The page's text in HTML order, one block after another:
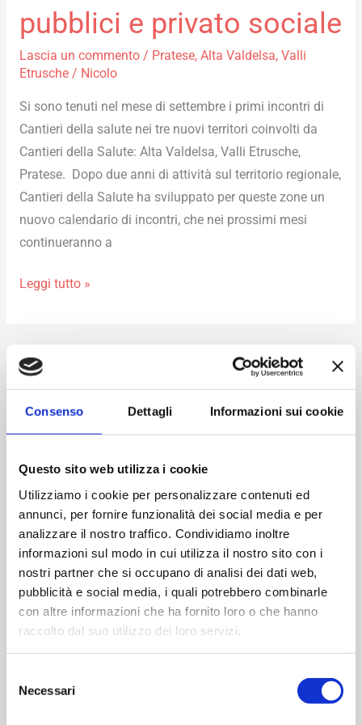
Consenso Dettagli Informazioni sui cookie
Questo sito web utilizza i cookie
Utilizziamo i cookie per personalizzare contenuti ed
annunci, per fornire funzionalità dei social media e per
analizzare il nostro traffico. Condividiamo inoltre
informazioni sul modo in cui utilizza il nostro sito con i
nostri partner che si occupano di analisi dei dati web,
pubblicità e social media, i quali potrebbero combinarle
con altre informazioni che ha fornito loro o che hanno
raccolto dal suo utilizzo dei loro servizi.
delNecessari
pubblici e privato sociale
Lascia un commento / Pratese, Alta Valdelsa, Valli
Etrusche/ Nicolo
Si sono tenuti nel mese di settembre i primi incontri di
Cantieri della salute nei tre nuovi territori coinvolti da
Cantieri della Salute: Alta Valdelsa, Valli Etrusche,
Pratese. Dopo due anni di attività sul territorio regionale,
Cantieri della Salute ha sviluppato per queste zone un
nuovo calendario di incontri, che nei prossimi mesi
continueranno a
Leggi tutto »
C
e
r
c
a
Articoli recenti
Case della Comunità: l’esperienza di San Leonardo in
Treponzio la giornata regionale della partecipazione in
sanità
Bussola dei servizi: ad Autumnia la sanità territoriale
Case di Comunità come luoghi di prossimità: uscito il